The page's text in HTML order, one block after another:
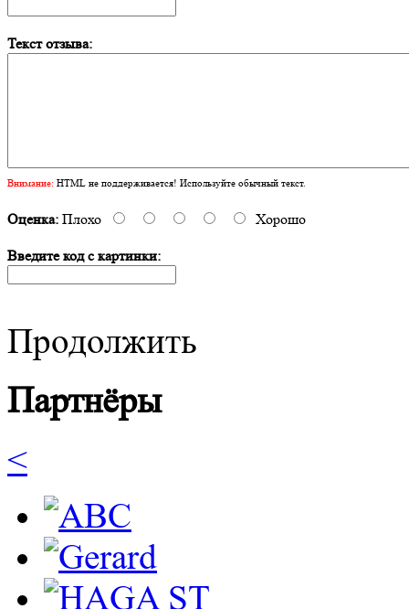
Текст отзыва:
Внимание: HTML не поддерживается! Используйте обычный текст.
Оценка: Плохо Хорошо
Введите код с картинки:
Продолжить
Партнёры
<